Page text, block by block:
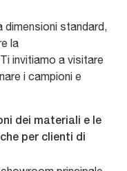
dimensioni standard,
la
invitiamo a visitare
i campioni e
dei materiali e le
per clienti di